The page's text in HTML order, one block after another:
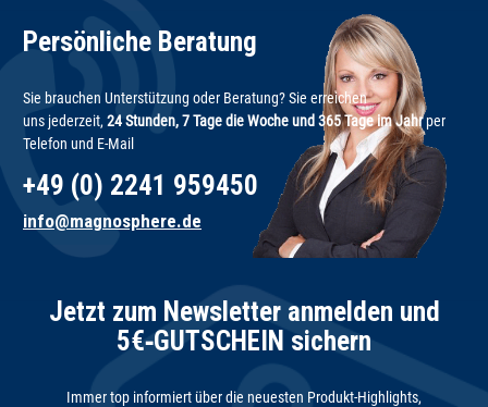
Persönliche Beratung
Sie brauchen Unterstützung oder Beratung? Sie erreichen
uns jederzeit, 24 Stunden, 7 Tage die Woche und 365 Tage im Jahrper
Telefon und E-Mail
+49 (0) 2241 959450
info@magnosphere.de
Jetzt zum Newsletter anmelden und
5€‑GUTSCHEIN sichern
Immer top informiert über die neuesten Produkt-Highlights,